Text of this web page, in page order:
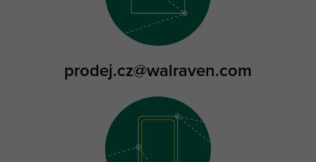
prodej.cz@walraven.com